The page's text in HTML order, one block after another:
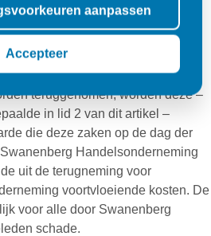
op te schorten.
om welke
teruggenomen, worden deze –
in lid 2 van dit artikel –
die deze zaken op de dag der
Handelsonderneming
uit de terugneming voor
voortvloeiende kosten. De
voor alle door Swanenberg
schade.
aanpassen
Accepteer